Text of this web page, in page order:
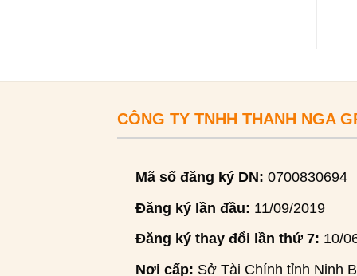
CÔNG TY TNHH THANH NGA
Mã số đăng ký DN: 0700830694
Đăng ký lần đầu: 11/09/2019
Đăng ký thay đổi lần thứ 7: 10/
Nơi cấp: Sở Tài Chính tỉnh Ninh